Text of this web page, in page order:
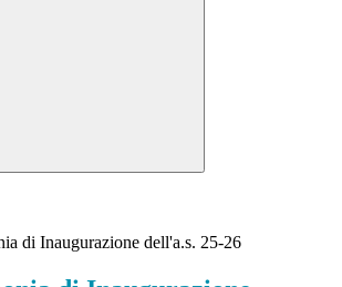
di Inaugurazione dell'a.s. 25-26